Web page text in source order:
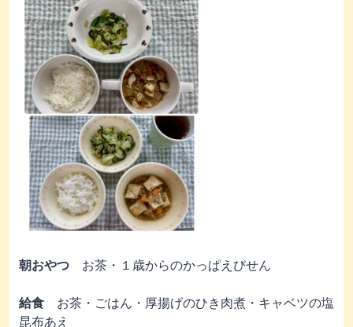
朝おやつ お茶・１歳からのかっぱえびせん
給食 お茶・ごはん・厚揚げのひき肉煮・キャベツの塩
昆布あえ